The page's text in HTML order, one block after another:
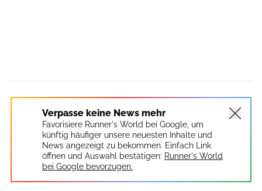
Verpasse keine News mehr
Favorisiere Runner's World bei Google, um
künftig häufiger unsere neuesten Inhalte und
News angezeigt zu bekommen. Einfach Link
öffnen und Auswahl bestätigen: Runner's World
bei Google bevorzugen.